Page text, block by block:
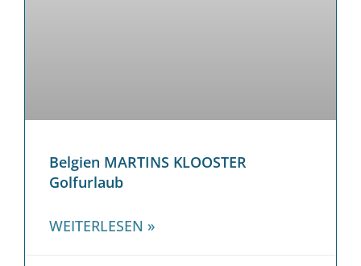
Belgien MARTINS KLOOSTER
Golfurlaub
WEITERLESEN »